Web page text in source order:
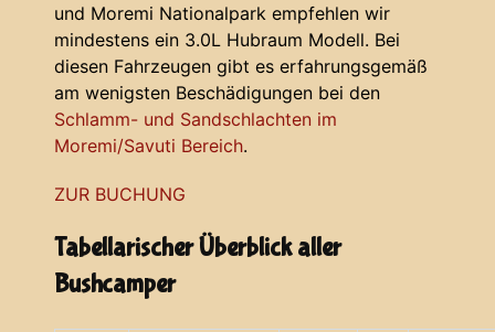
und Moremi Nationalpark empfehlen wir
mindestens ein 3.0L Hubraum Modell. Bei
diesen Fahrzeugen gibt es erfahrungsgemäß
am wenigsten Beschädigungen bei den
Schlamm- und Sandschlachten im
Moremi/Savuti Bereich.
ZUR BUCHUNG
Tabellarischer Überblick aller
Bushcamper